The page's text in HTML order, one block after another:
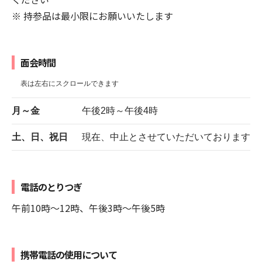
※ 持参品は最小限にお願いいたします
面会時間
月～金 午後2時～午後4時
土、日、祝日 現在、中止とさせていただいております
電話のとりつぎ
午前10時～12時、午後3時～午後5時
携帯電話の使用について